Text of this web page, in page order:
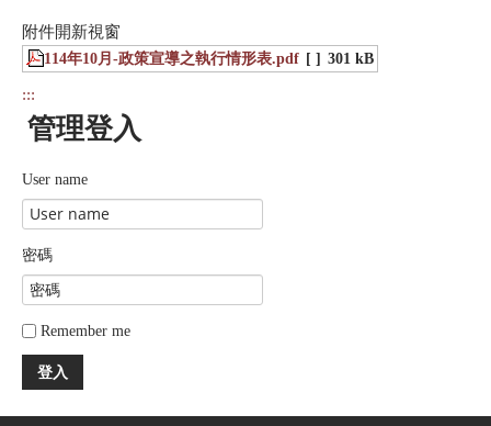
附件開新視窗
114年10月-政策宣導之執行情形表.pdf [ ] 301 kB
:::
管理登入
User name
密碼
Remember me
登入